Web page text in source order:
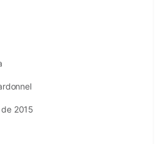
2015